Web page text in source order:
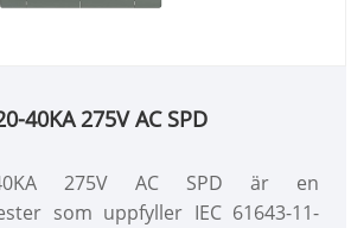
40KA 275V AC SPD
275V AC SPD är en
som uppfyller IEC 61643-11-